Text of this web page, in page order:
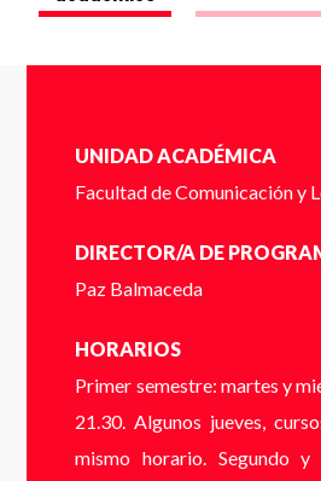
UNIDAD ACADÉMICA
Facultad de Comunicación y
DIRECTOR/A DE
Paz Balmaceda
HORARIOS
Primer semestre: martes y
21.30. Algunos jueves,
mismo horario. Segundo y
Nombres*
Apellidos*
Completa el siguente
contacto contigo a la brevedad.
Cédula de identidad sin puntos
18410112) *